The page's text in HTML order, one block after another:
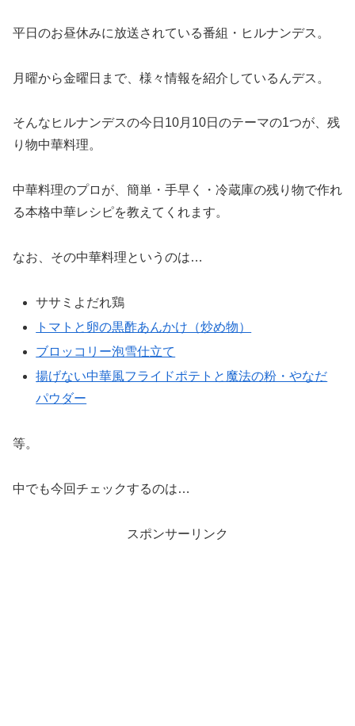
平日のお昼休みに放送されている番組・ヒルナンデス。
月曜から金曜日まで、様々情報を紹介しているんデス。
そんなヒルナンデスの今日10月10日のテーマの1つが、残
り物中華料理。
中華料理のプロが、簡単・手早く・冷蔵庫の残り物で作れ
る本格中華レシピを教えてくれます。
なお、その中華料理というのは…
ササミよだれ鶏
トマトと卵の黒酢あんかけ（炒め物）
ブロッコリー泡雪仕立て
揚げない中華風フライドポテトと魔法の粉・やなだ
パウダー
等。
中でも今回チェックするのは…
スポンサーリンク